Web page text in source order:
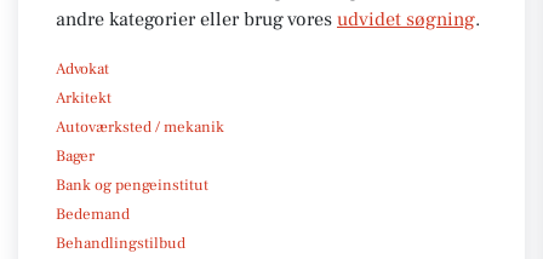
andre kategorier eller brug vores udvidet søgning.
Advokat
Arkitekt
Autoværksted / mekanik
Bager
Bank og pengeinstitut
Bedemand
Behandlingstilbud